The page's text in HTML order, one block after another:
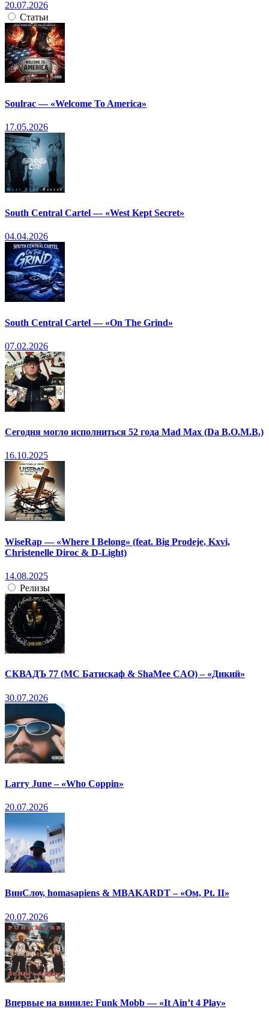
20.07.2026
Статьи
Soulrac — «Welcome To America»
17.05.2026
South Central Cartel — «West Kept Secret»
04.04.2026
South Central Cartel — «On The Grind»
07.02.2026
Сегодня могло исполниться 52 года Mad Max (Da B.O.M.B.)
16.10.2025
WiseRap — «Where I Belong» (feat. Big Prodeje, Kxvi,
Christenelle Diroc & D-Light)
14.08.2025
Релизы
СКВАДЪ 77 (МС Батискаф & ShaMee CAO) – «Дикий»
30.07.2026
Larry June – «Who Coppin»
20.07.2026
ВинСлоу, homasapiens & MBAKARDT – «Ом, Pt. II»
20.07.2026
Впервые на виниле: Funk Mobb — «It Ain’t 4 Play»